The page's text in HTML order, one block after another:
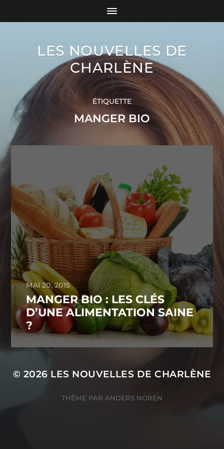
LES NOUVELLES DE
CHARLÈNE
ÉTIQUETTE
MANGER BIO
MAI 20, 2015
MANGER BIO : LES CLÉS
D’UNE ALIMENTATION SAINE
?
© 2026 LES NOUVELLES DE CHARLÈNE
THÈME PAR ANDERS NORÉN